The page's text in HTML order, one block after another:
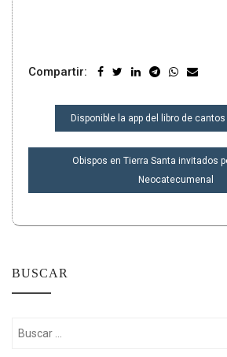
Compartir:
NAVEGACIÓN
ENTRADAS
Disponible la app del libro de cantos
Obispos en Tierra Santa invitados
Neocatecumenal
BUSCAR
Buscar: